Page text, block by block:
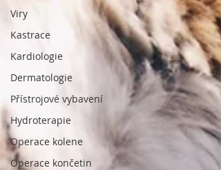
Viry
Kastrace
Kardiologie
Dermatologie
Přístrojové vybavení
Hydroterapie
Operace kolene
Operace končetin